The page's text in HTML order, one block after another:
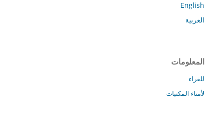
English
العربية
المعلومات
للقراء
لأمناء المكتبات